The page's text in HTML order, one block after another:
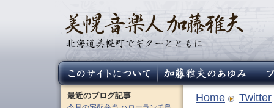
Home Twitter
最近のブログ記事